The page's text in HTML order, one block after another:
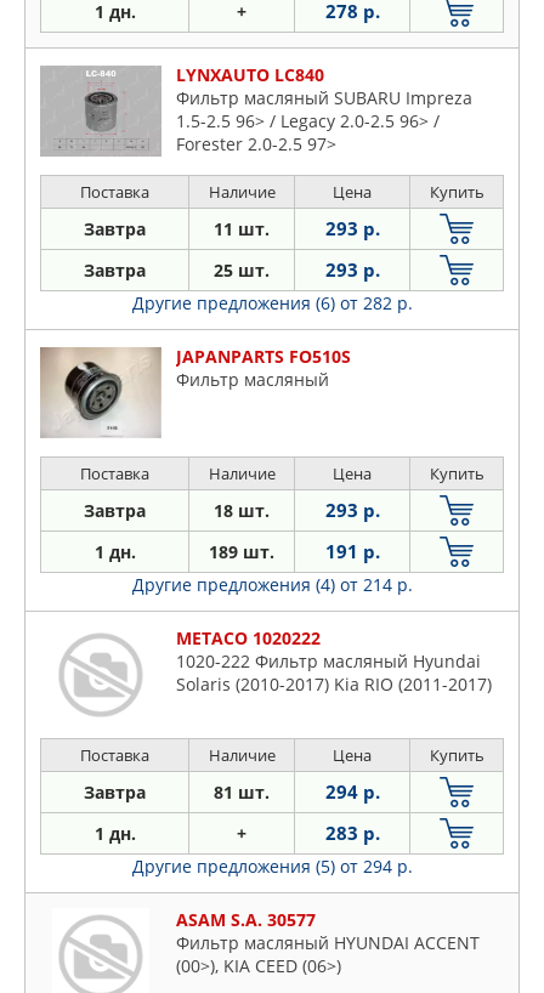
1 дн. + 278 р.
LYNXAUTO LC840
Фильтр масляный SUBARU Impreza
1.5-2.5 96> / Legacy 2.0-2.5 96> /
Forester 2.0-2.5 97>
Поставка Наличие Цена Купить
Завтра 11 шт. 293 р.
Завтра 25 шт. 293 р.
Другие предложения (6) от 282 р.
JAPANPARTS FO510S
Фильтр масляный
Поставка Наличие Цена Купить
Завтра 18 шт. 293 р.
1 дн. 189 шт. 191 р.
Другие предложения (4) от 214 р.
METACO 1020222
1020-222 Фильтр масляный Hyundai
Solaris (2010-2017) Kia RIO (2011-2017)
Поставка Наличие Цена Купить
Завтра 81 шт. 294 р.
1 дн. + 283 р.
Другие предложения (5) от 294 р.
ASAM S.A. 30577
Фильтр масляный HYUNDAI ACCENT
(00>), KIA CEED (06>)